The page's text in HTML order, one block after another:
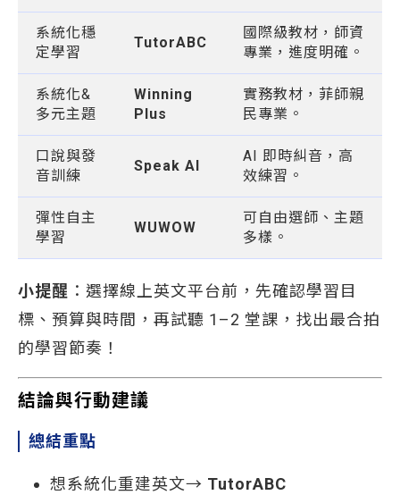
系統化穩
定學習
TutorABC
國際級教材，師資
專業，進度明確。
系統化&
多元主題
Winning
Plus
實務教材，菲師親
民專業。
口說與發
音訓練
Speak AI
AI 即時糾音，高
效練習。
彈性自主
學習
WUWOW
可自由選師、主題
多樣。
小提醒 ：選擇線上英文平台前，先確認學習目
標、預算與時間，再試聽 1–2 堂課，找出最合拍
的學習節奏！
結論與行動建議
總結重點
想系統化重建英文→ TutorABC